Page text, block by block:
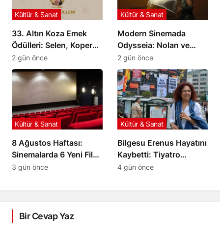
33. Altın Koza Emek
Ödülleri: Selen, Koper
ve Sayman
Onurlandırılıyor
Kültür & Sanat
2 gün önce
Modern Sinemada
Odysseia: Nolan ve
Homeros Arasındaki
Mesafe
Kültür & Sanat
2 gün önce
8 Ağustos Haftası:
Sinemalarda 6 Yeni Film
İzleyiciyle Buluşuyor
Kültür & Sanat
3 gün önce
Bilgesu Erenus Hayatını
Kaybetti: Tiyatro
Dünyasının Acı Kaybı
Kültür & Sanat
4 gün önce
Bir Cevap Yaz